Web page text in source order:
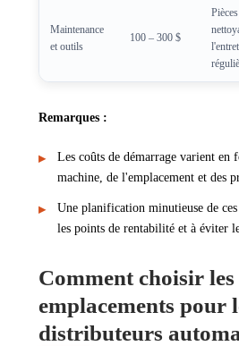
Maintenance
et outils
100 – 300 $
Remarques :
Les coûts de démarrage varient en
machine, de l'emplacement et des
Une planification minutieuse de ces
les points de rentabilité et à éviter
Comment choisir
emplacements pour
distributeurs